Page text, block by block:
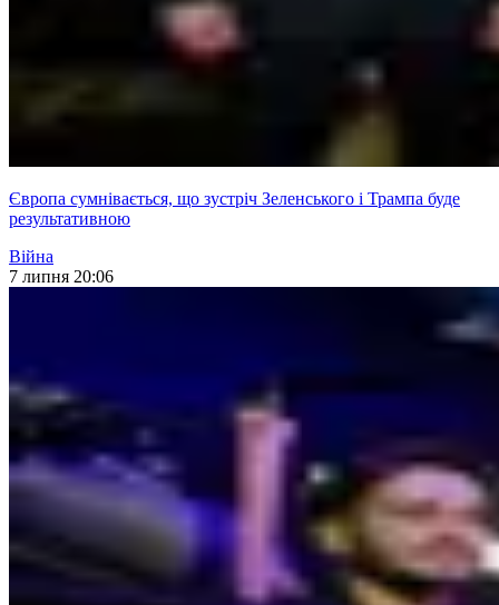
Європа сумнівається, що зустріч Зеленського і Трампа буде
результативною
Війна
7 липня 20:06